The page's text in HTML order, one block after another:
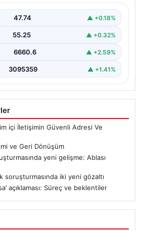
belirli aralıklarla güncellemektedir.
47.74 ▲ +0.18%
55.25 ▲ +0.32%
6660.6 ▲ +2.59%
3095359 ▲ +1.41%
içi İletişimin Güvenli Adresi Ve
ve Geri Dönüşüm
yeni gelişme: Ablası
soruşturmasında iki yeni gözaltı
açıklaması: Süreç ve beklentiler